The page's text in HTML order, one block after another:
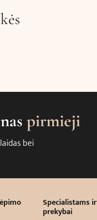
pirmieji
bei
Specialistams ir
prekybai